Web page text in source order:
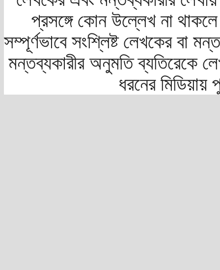
প্রসঙ্গে কোন উল্লেখ না
সম্পূর্ণভাবে সংশ্লিষ্ট লেখকের বা
মন্তব্যকারীর অনুমতি ব্যতিরেকে
ধরনের মিডিয়ায়